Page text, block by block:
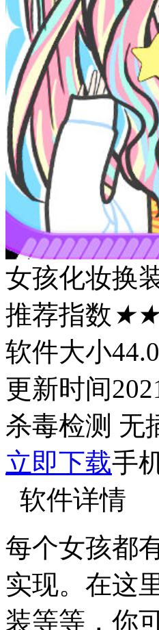
女孩化妆换
推荐指数
软件大小
更新时间
杀毒检测 无
立即下载手
软件详情
每个女孩都
实现。在这
装等等，你